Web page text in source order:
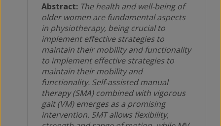
Abstract: The health and well-being of
older women are fundamental aspects
in physiotherapy, being crucial to
implement effective strategies to
maintain their mobility and functionality
to implement effective strategies to
maintain their mobility and
functionality. Self-assisted manual
therapy (SMA) combined with vigorous
gait (VM) emerges as a promising
intervention. SMT allows flexibility,